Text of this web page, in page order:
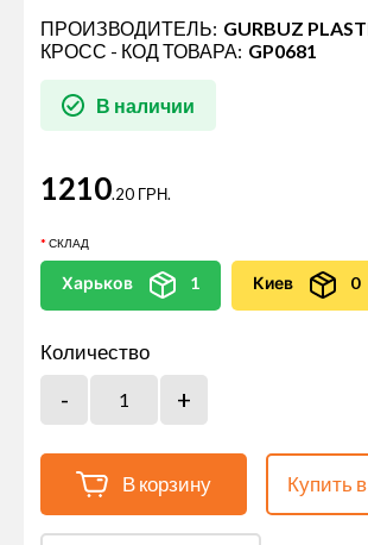
ПРОИЗВОДИТЕЛЬ: GURBUZ
КРОСС - КОД ТОВАРА: GP0681
В наличии
1210.20 ГРН.
СКЛАД
Харьков 1 Киев 0
Количество
В корзину Купить